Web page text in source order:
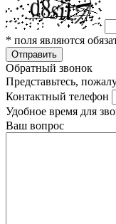
* поля являются
Отправить
Обратный звонок
Представьтесь,
Контактный телефон
Удобное время для
Ваш вопрос